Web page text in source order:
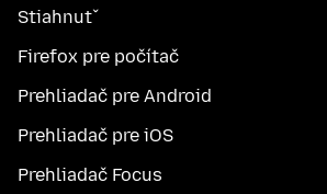
Stiahnuť
Firefox pre počítač
Prehliadač pre Android
Prehliadač pre iOS
Prehliadač Focus